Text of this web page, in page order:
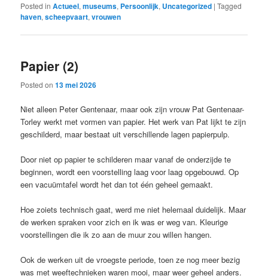
Posted in Actueel,museums, Persoonlijk, Uncategorized |Tagged
haven,scheepvaart,vrouwen
Papier (2)
Posted on13 mei 2026
Niet alleen Peter Gentenaar, maar ook zijn vrouw Pat Gentenaar-
Torley werkt met vormen van papier. Het werk van Pat lijkt te zijn
geschilderd, maar bestaat uit verschillende lagen papierpulp.
Door niet op papier te schilderen maar vanaf de onderzijde te
beginnen, wordt een voorstelling laag voor laag opgebouwd. Op
een vacuümtafel wordt het dan tot één geheel gemaakt.
Hoe zoiets technisch gaat, werd me niet helemaal duidelijk. Maar
de werken spraken voor zich en ik was er weg van. Kleurige
voorstellingen die ik zo aan de muur zou willen hangen.
Ook de werken uit de vroegste periode, toen ze nog meer bezig
was met weeftechnieken waren mooi, maar weer geheel anders.